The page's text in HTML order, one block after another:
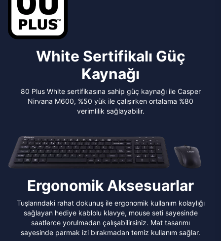
White Sertifikalı Güç
Kaynağı
80 Plus White sertifikasına sahip güç kaynağı ile Casper
Nirvana M600, %50 yük ile çalışırken ortalama %80
verimlilik sağlayabilir.
Ergonomik Aksesuarlar
Tuşlarındaki rahat dokunuş ile ergonomik kullanım kolaylığı
sağlayan hediye kablolu klavye, mouse seti sayesinde
saatlerce yorulmadan çalışabilirsiniz. Mat tasarımı
sayesinde parmak izi bırakmadan temiz kullanım sağlar.